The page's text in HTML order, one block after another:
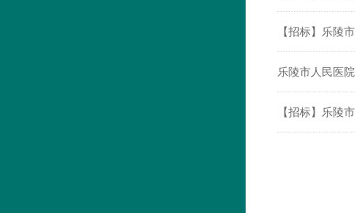
【招标】乐陵
乐陵市人民医
【招标】乐陵